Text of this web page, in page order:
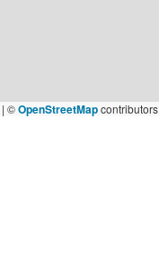
| ©OpenStreetMapcontributors